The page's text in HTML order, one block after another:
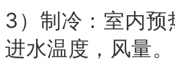
3）制冷：室内
进水温度，风量。